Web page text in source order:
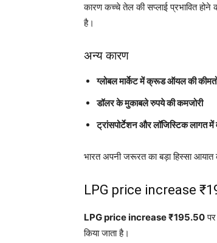
कारण कच्चे तेल की सप्लाई प्रभावित
है।
अन्य कारण
ग्लोबल मार्केट में क्रूड ऑयल की
डॉलर के मुकाबले रुपये की कमजोरी
ट्रांसपोर्टेशन और लॉजिस्टिक लागत में
भारत अपनी जरूरत का बड़ा हिस्सा
LPG price increase
LPG price increase ₹195.50
किया जाता है।